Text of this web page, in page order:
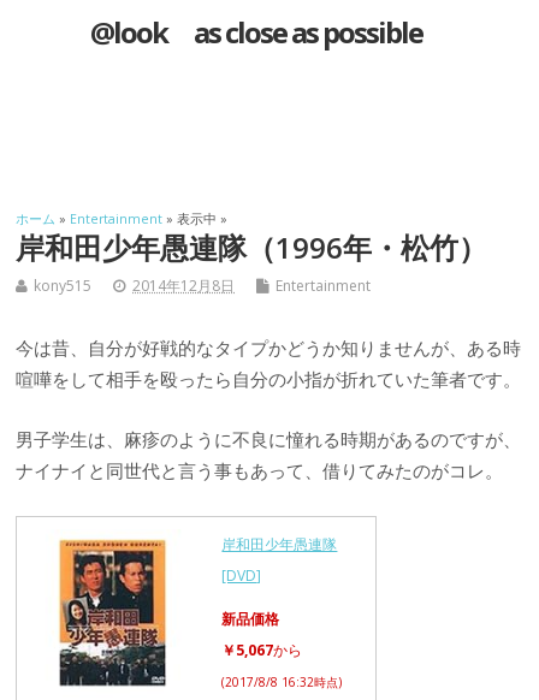
@look as close as possible
ホーム » Entertainment » 表示中 »
岸和田少年愚連隊（1996年・松竹）
kony515 2014年12月8日 Entertainment
今は昔、自分が好戦的なタイプかどうか知りませんが、ある時
喧嘩をして相手を殴ったら自分の小指が折れていた筆者です。
男子学生は、麻疹のように不良に憧れる時期があるのですが、
ナイナイと同世代と言う事もあって、借りてみたのがコレ。
岸和田少年愚連隊
[DVD]
新品価格
￥5,067から
(2017/8/8 16:32時点)